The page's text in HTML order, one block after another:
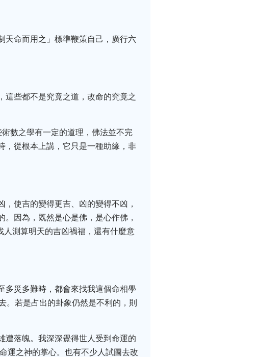
天命而用之」標準鞭策自己，廣行六
這些都不是究竟之道，改命的究竟之
數之學有一定的道理，佛法並不完
，從根本上講，它只是一種助緣，非
使吉的變得更吉、凶的變得不凶，
因為，既然是心是佛，是心作佛，
測算明天的吉凶禍福，還有什麼意
多災多難時，都會來找我這個命相學
。若是占出的卦象仍然是不利的，則
遭落魄。我深深覺得世人受到命運的
運之神的掌心。也有不少人試圖去改